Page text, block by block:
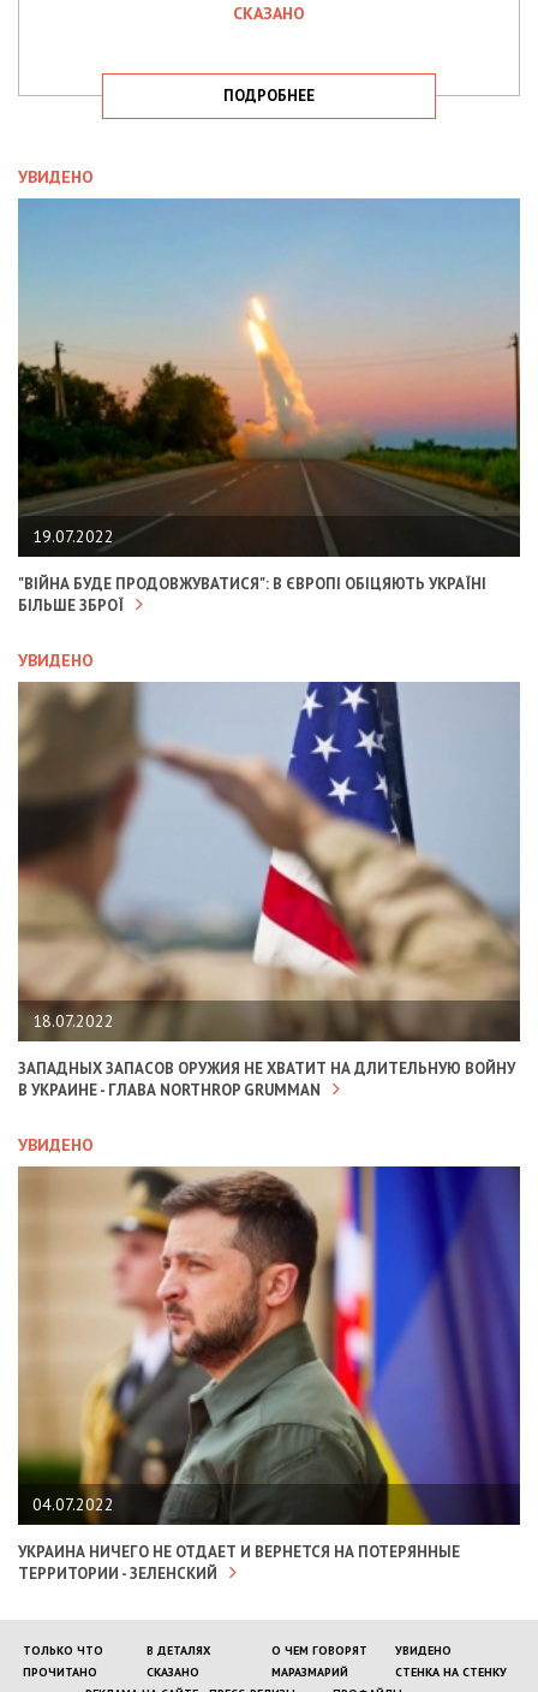
СКАЗАНО
ПОДРОБНЕЕ
УВИДЕНО
19.07.2022
"ВІЙНА БУДЕ ПРОДОВЖУВАТИСЯ": В ЄВРОПІ ОБІЦЯЮТЬ УКРАЇНІ
БІЛЬШЕ ЗБРОЇ
УВИДЕНО
18.07.2022
ЗАПАДНЫХ ЗАПАСОВ ОРУЖИЯ НЕ ХВАТИТ НА ДЛИТЕЛЬНУЮ ВОЙНУ
В УКРАИНЕ - ГЛАВА NORTHROP GRUMMAN
УВИДЕНО
04.07.2022
УКРАИНА НИЧЕГО НЕ ОТДАЕТ И ВЕРНЕТСЯ НА ПОТЕРЯННЫЕ
ТЕРРИТОРИИ - ЗЕЛЕНСКИЙ
ТОЛЬКО ЧТО В ДЕТАЛЯХ О ЧЕМ ГОВОРЯТ
УВИДЕНО
ПРОЧИТАНО
СКАЗАНО МАРАЗМАРИЙ
СТЕНКА НА СТЕНКУ